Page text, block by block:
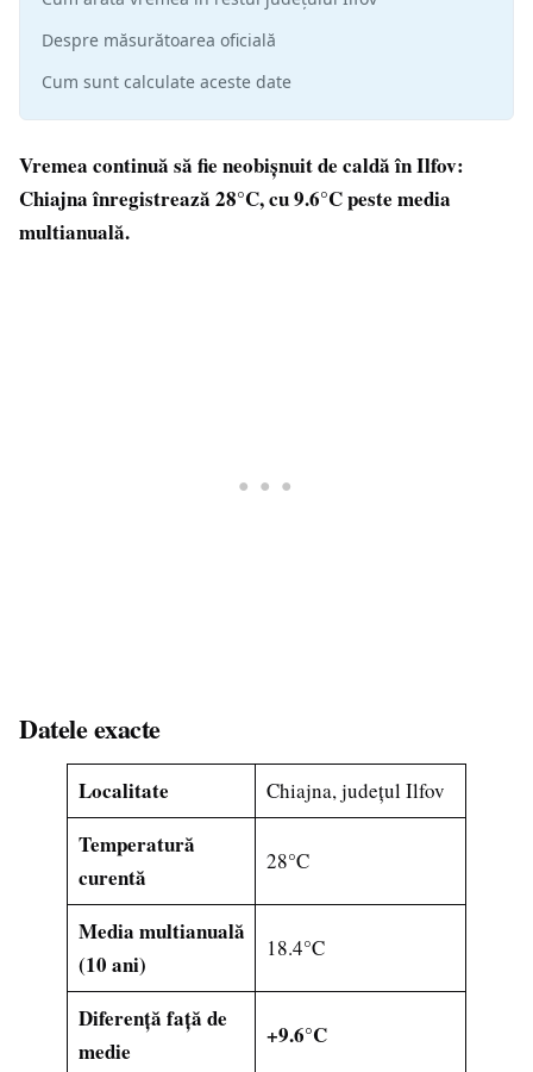
Vremea continuă să fie neobișnuit de caldă în Ilfov:
Chiajna înregistrează 28°C, cu 9.6°C peste media
multianuală.
Datele exacte
Localitate Chiajna, județul Ilfov
Temperatură
curentă
28°C
Media multianuală
(10 ani)
18.4°C
Diferență față de
medie
+9.6°C
Despre măsurătoarea oficială
Cum sunt calculate aceste date